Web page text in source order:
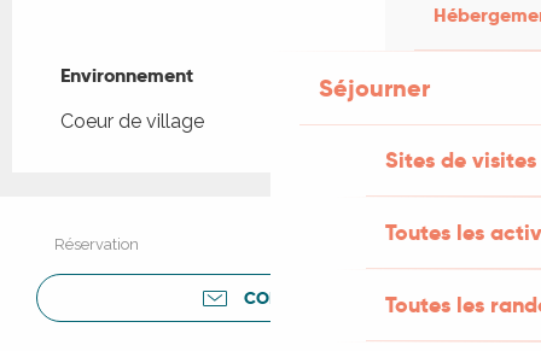
Séjourner
Sites de visites
Toutes les
Toutes les
Environnement
Environnement
Coeur de village
Réservation
CONTACTER